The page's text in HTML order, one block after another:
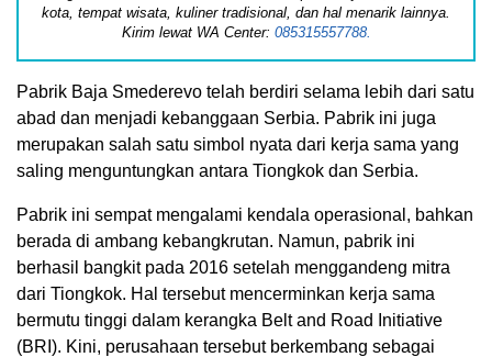
kota, tempat wisata, kuliner tradisional, dan hal menarik lainnya.
Kirim lewat WA Center: 085315557788.
Pabrik Baja Smederevo telah berdiri selama lebih dari satu
abad dan menjadi kebanggaan Serbia. Pabrik ini juga
merupakan salah satu simbol nyata dari kerja sama yang
saling menguntungkan antara Tiongkok dan Serbia.
Pabrik ini sempat mengalami kendala operasional, bahkan
berada di ambang kebangkrutan. Namun, pabrik ini
berhasil bangkit pada 2016 setelah menggandeng mitra
dari Tiongkok. Hal tersebut mencerminkan kerja sama
bermutu tinggi dalam kerangka Belt and Road Initiative
(BRI). Kini, perusahaan tersebut berkembang sebagai